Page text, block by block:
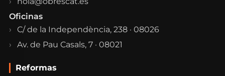
Oficinas
C/ de la Independència, 238 · 08026
Av. de Pau Casals, 7 · 08021
Reformas